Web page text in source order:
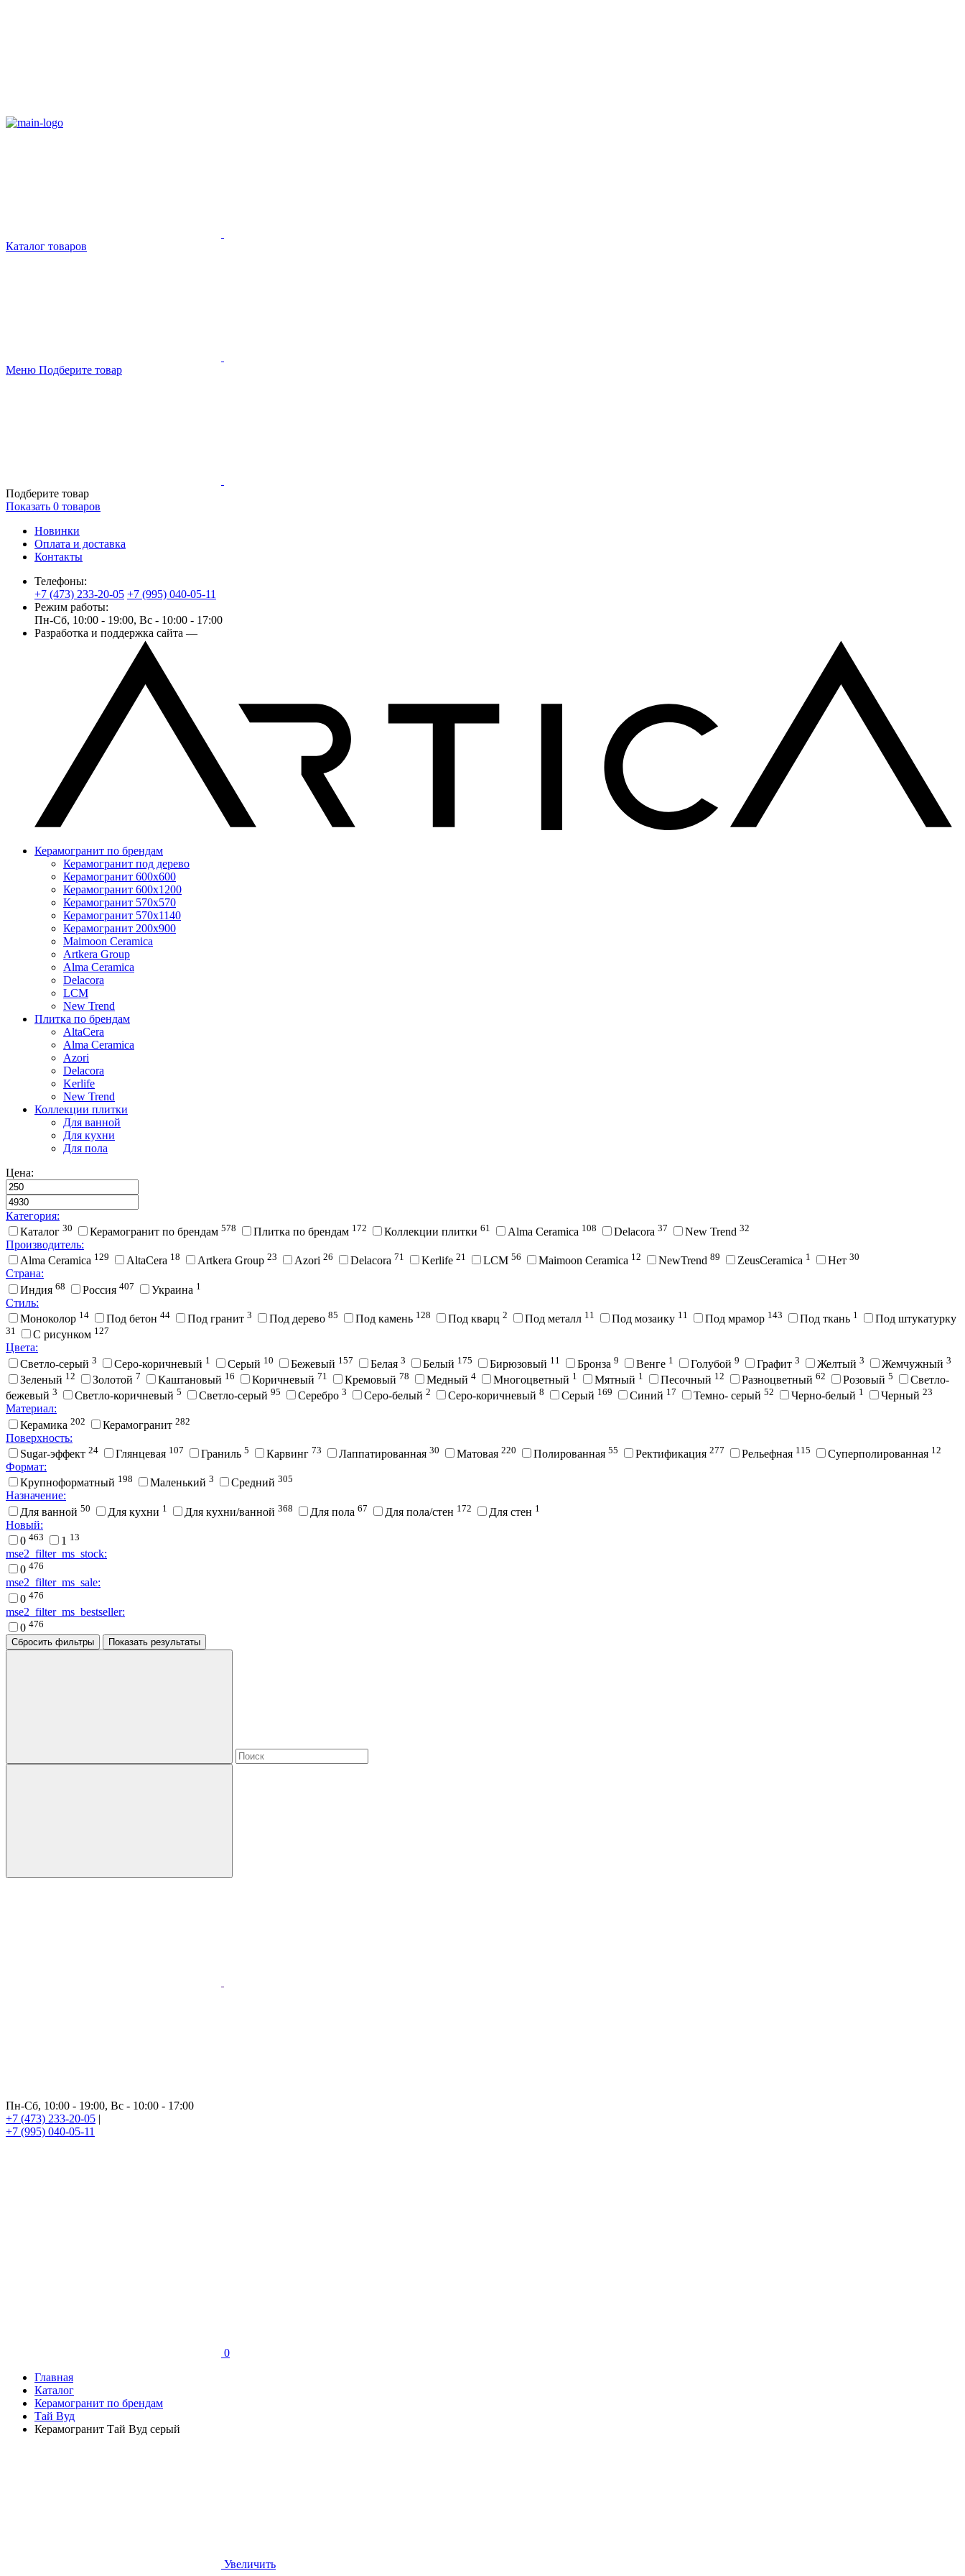
Каталог товаров
Меню Подберите товар
Подберите товар
Показать 0 товаров
Новинки
Оплата и доставка
Контакты
Телефоны:
+7 (473) 233-20-05 +7 (995) 040-05-11
Режим работы:
Пн-Сб, 10:00 - 19:00, Вс - 10:00 - 17:00
Разработка и поддержка сайта —
Керамогранит по брендам
Керамогранит под дерево
Керамогранит 600x600
Керамогранит 600x1200
Керамогранит 570x570
Керамогранит 570x1140
Керамогранит 200x900
Maimoon Ceramica
Artkera Group
Alma Ceramica
Delacora
LCM
New Trend
Плитка по брендам
AltaCera
Аlma Ceramica
Azori
Delacora
Kerlife
New Trend
Коллекции плитки
Для ванной
Для кухни
Для пола
Цена:
Категория:
Каталог 30 Керамогранит по брендам 578 Плитка по брендам 172 Коллекции плитки 61 Alma Ceramica 108 Delacora 37 New Trend 32
Производитель:
Alma Ceramica 129 AltaCera 18 Artkera Group 23 Azori 26 Delacora 71 Kerlife 21 LCM 56 Maimoon Ceramica 12 NewTrend 89 ZeusCeramica 1 Нет 30
Страна:
Индия 68 Россия 407 Украина 1
Стиль:
Моноколор 14 Под бетон 44 Под гранит 3 Под дерево 85 Под камень 128 Под кварц 2 Под металл 11 Под мозаику 11 Под мрамор 143 Под ткань 1 Под штукатурку
31 С рисунком 127
Цвета:
Cветло-серый 3 Cеро-коричневый 1 Cерый 10 Бежевый 157 Белая 3 Белый 175 Бирюзовый 11 Бронза 9 Венге 1 Голубой 9 Графит 3 Желтый 3 Жемчужный 3
Зеленый 12 Золотой 7 Каштановый 16 Коричневый 71 Кремовый 78 Медный 4 Многоцветный 1 Мятный 1 Песочный 12 Разноцветный 62 Розовый 5
Светло-
бежевый 3 Светло-коричневый 5 Светло-серый 95 Серебро 3 Серо-белый 2 Серо-коричневый 8 Серый 169 Синий 17 Темно- серый 52 Черно-белый 1 Черный 23
Материал:
Керамика 202 Керамогранит 282
Поверхность:
Sugar-эффект 24 Глянцевая 107 Граниль 5 Карвинг 73 Лаппатированная 30 Матовая 220 Полированная 55 Ректификация 277 Рельефная 115 Суперполированная 12
Формат:
Крупноформатный 198 Маленький 3 Средний 305
Назначение:
Для ванной 50 Для кухни 1 Для кухни/ванной 368 Для пола 67 Для пола/стен 172 Для стен 1
Новый:
0 463 1 13
mse2_filter_ms_stock:
0 476
mse2_filter_ms_sale:
0 476
mse2_filter_ms_bestseller:
0 476
Сбросить фильтры
Показать результаты
Пн-Сб, 10:00 - 19:00, Вс - 10:00 - 17:00
+7 (473) 233-20-05 |
+7 (995) 040-05-11
0
Главная
Каталог
Керамогранит по брендам
Тай Вуд
Керамогранит Тай Вуд серый
Увеличить